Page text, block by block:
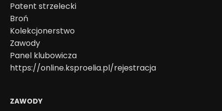
Patent strzelecki
Broń
Kolekcjonerstwo
Zawody
Panel klubowicza
https://online.ksproelia.pl/rejestracja
ZAWODY